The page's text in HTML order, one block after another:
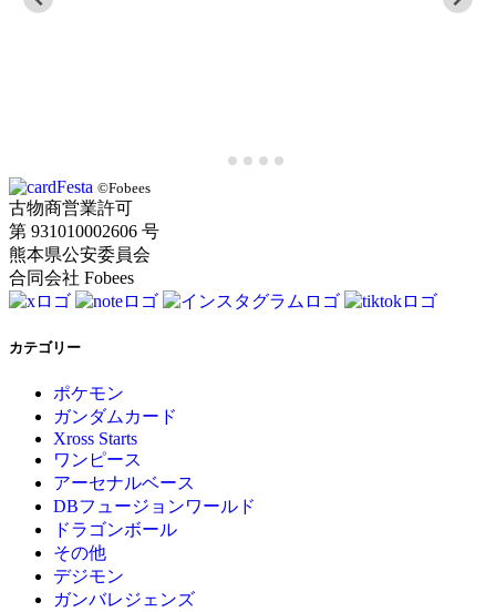
©Fobees
古物商営業許可
第 931010002606 号
熊本県公安委員会
合同会社 Fobees
カテゴリー
ポケモン
ガンダムカード
Xross Starts
ワンピース
アーセナルベース
DBフュージョンワールド
ドラゴンボール
その他
デジモン
ガンバレジェンズ